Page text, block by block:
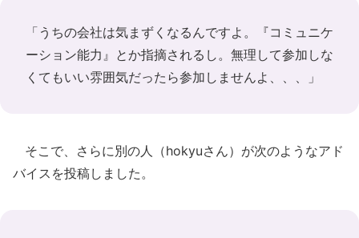
「うちの会社は気まずくなるんですよ。『コミュニケ
ーション能力』とか指摘されるし。無理して参加しな
くてもいい雰囲気だったら参加しませんよ、、、」
そこで、さらに別の人（hokyuさん）が次のようなアド
バイスを投稿しました。